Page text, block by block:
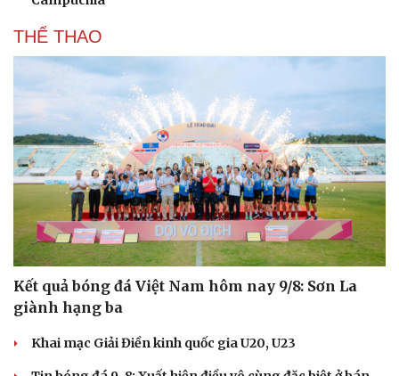
THỂ THAO
Kết quả bóng đá Việt Nam hôm nay 9/8: Sơn La
giành hạng ba
Khai mạc Giải Điền kinh quốc gia U20, U23